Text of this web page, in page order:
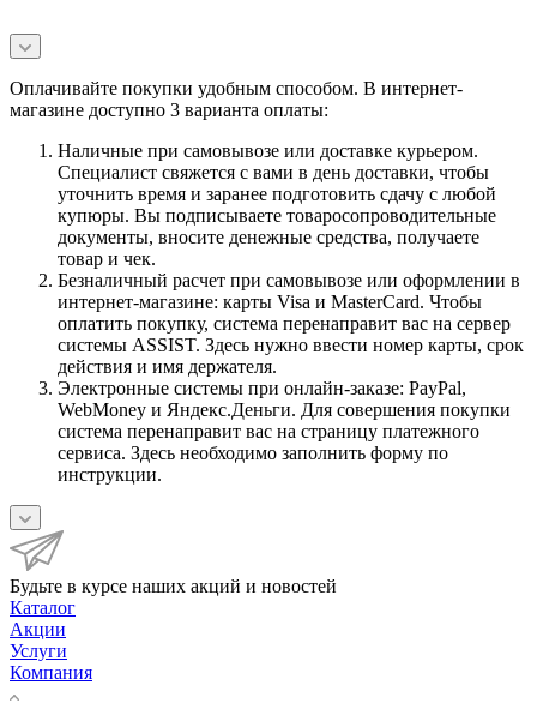
Оплачивайте покупки удобным способом. В интернет-
магазине доступно 3 варианта оплаты:
Наличные при самовывозе или доставке курьером.
Специалист свяжется с вами в день доставки, чтобы
уточнить время и заранее подготовить сдачу с любой
купюры. Вы подписываете товаросопроводительные
документы, вносите денежные средства, получаете
товар и чек.
Безналичный расчет при самовывозе или оформлении в
интернет-магазине: карты Visa и MasterCard. Чтобы
оплатить покупку, система перенаправит вас на сервер
системы ASSIST. Здесь нужно ввести номер карты, срок
действия и имя держателя.
Электронные системы при онлайн-заказе: PayPal,
WebMoney и Яндекс.Деньги. Для совершения покупки
система перенаправит вас на страницу платежного
сервиса. Здесь необходимо заполнить форму по
инструкции.
Будьте в курсе наших акций и новостей
Каталог
Акции
Услуги
Компания